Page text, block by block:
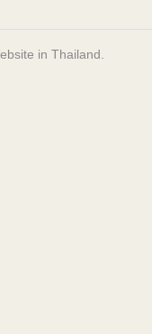
in Thailand.